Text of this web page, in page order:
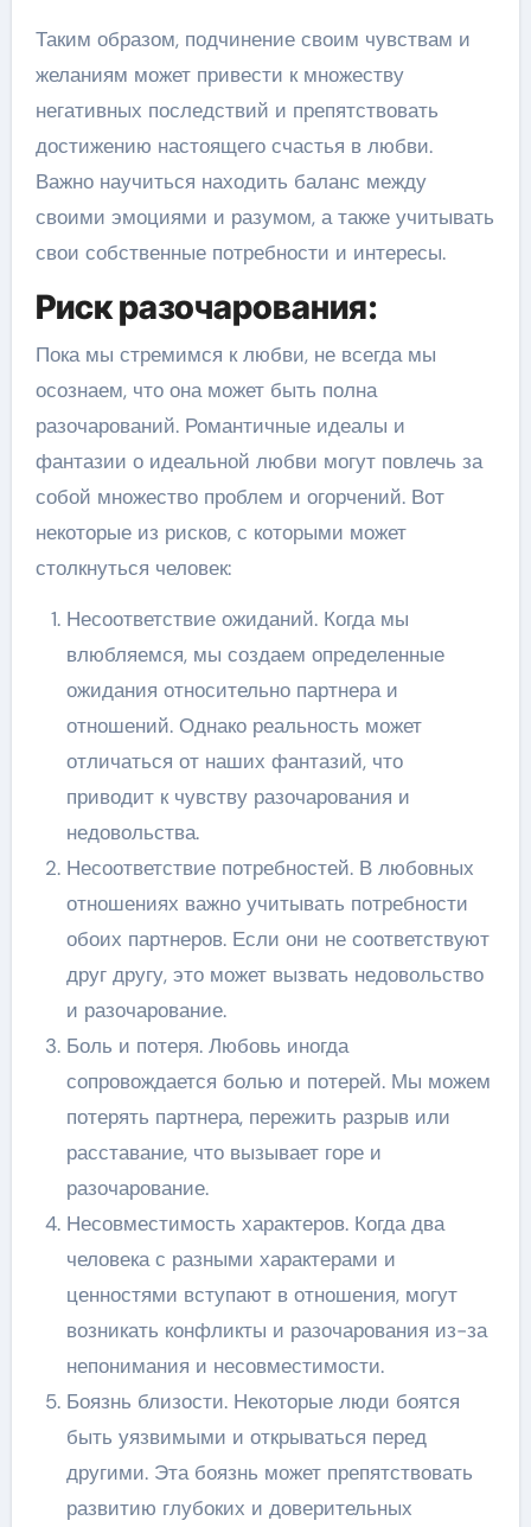
Таким образом, подчинение своим чувствам и
желаниям может привести к множеству
негативных последствий и препятствовать
достижению настоящего счастья в любви.
Важно научиться находить баланс между
своими эмоциями и разумом, а также учитывать
свои собственные потребности и интересы.
Риск разочарования:
Пока мы стремимся к любви, не всегда мы
осознаем, что она может быть полна
разочарований. Романтичные идеалы и
фантазии о идеальной любви могут повлечь за
собой множество проблем и огорчений. Вот
некоторые из рисков, с которыми может
столкнуться человек:
Несоответствие ожиданий. Когда мы
влюбляемся, мы создаем определенные
ожидания относительно партнера и
отношений. Однако реальность может
отличаться от наших фантазий, что
приводит к чувству разочарования и
недовольства.
Несоответствие потребностей. В любовных
отношениях важно учитывать потребности
обоих партнеров. Если они не соответствуют
друг другу, это может вызвать недовольство
и разочарование.
Боль и потеря. Любовь иногда
сопровождается болью и потерей. Мы можем
потерять партнера, пережить разрыв или
расставание, что вызывает горе и
разочарование.
Несовместимость характеров. Когда два
человека с разными характерами и
ценностями вступают в отношения, могут
возникать конфликты и разочарования из-за
непонимания и несовместимости.
Боязнь близости. Некоторые люди боятся
быть уязвимыми и открываться перед
другими. Эта боязнь может препятствовать
развитию глубоких и доверительных